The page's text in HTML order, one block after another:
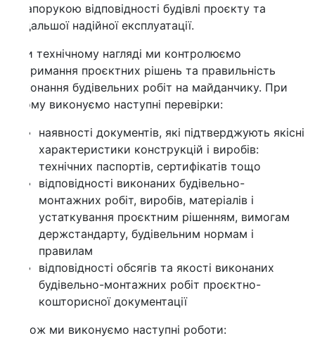
відповідності будівлі проєкту та
надійної експлуатації.
технічному нагляді ми контролюємо
проєктних рішень та правильність
будівельних робіт на майданчику. При
виконуємо наступні перевірки:
наявності документів, які підтверджують якісні
характеристики конструкцій і виробів:
технічних паспортів, сертифікатів тощо
відповідності виконаних будівельно-
монтажних робіт, виробів, матеріалів і
устаткування проєктним рішенням, вимогам
держстандарту, будівельним нормам і
правилам
відповідності обсягів та якості виконаних
будівельно-монтажних робіт проєктно-
кошторисної документації
ми виконуємо наступні роботи: